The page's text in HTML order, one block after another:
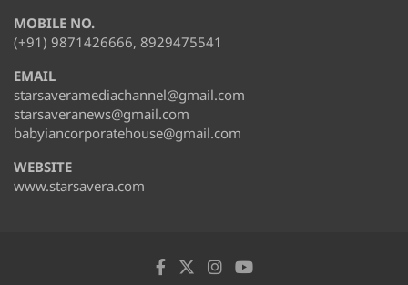
MOBILE NO.
(+91) 9871426666, 8929475541
EMAIL
starsaveramediachannel@gmail.com
starsaveranews@gmail.com
babyiancorporatehouse@gmail.com
WEBSITE
www.starsavera.com